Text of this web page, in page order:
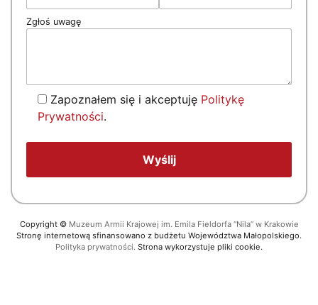
Zgłoś uwagę
Zapoznałem się i akceptuję Politykę
Prywatności.
Copyright © Muzeum Armii Krajowej im. Emila Fieldorfa “Nila” w Krakowie
Stronę internetową sfinansowano z budżetu Województwa Małopolskiego.
Polityka prywatności. Strona wykorzystuje pliki cookie.